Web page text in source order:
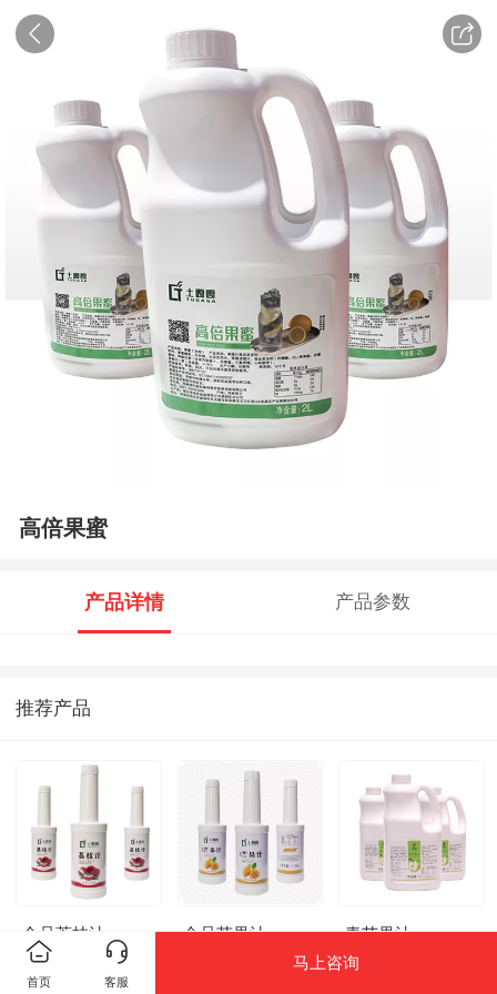
高倍果蜜
产品详情 产品参数
推荐产品
金品荔枝汁 金品芒果汁 青苹果汁
首页 客服
马上咨询